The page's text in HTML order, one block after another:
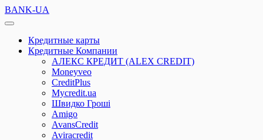
BANK-UA
Кредитные карты
Кредитные Компании
АЛЕКС КРЕДИТ (ALEX CREDIT)
Moneyveo
CreditPlus
Mycredit.ua
Швидко Гроші
Amigo
AvansCredit
Aviracredit